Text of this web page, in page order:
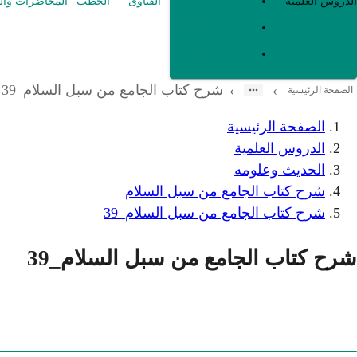
الصفحة الرئيسية ›
› شرح كتاب الجامع من سبل السلام_39
الصفحة الرئيسية
الدروس العلمية
الحديث وعلومه
شرح كتاب الجامع من سبل السلام
شرح كتاب الجامع من سبل السلام_39
شرح كتاب الجامع من سبل السلام_39